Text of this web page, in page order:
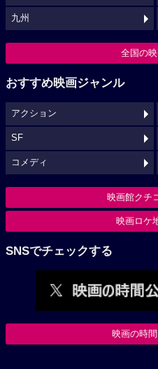
九州
全国の
おすすめ映画ジャンル
アクション
SF
コメディ
映画館クチ
映画ロケ
SNSでチェックする
映画の時